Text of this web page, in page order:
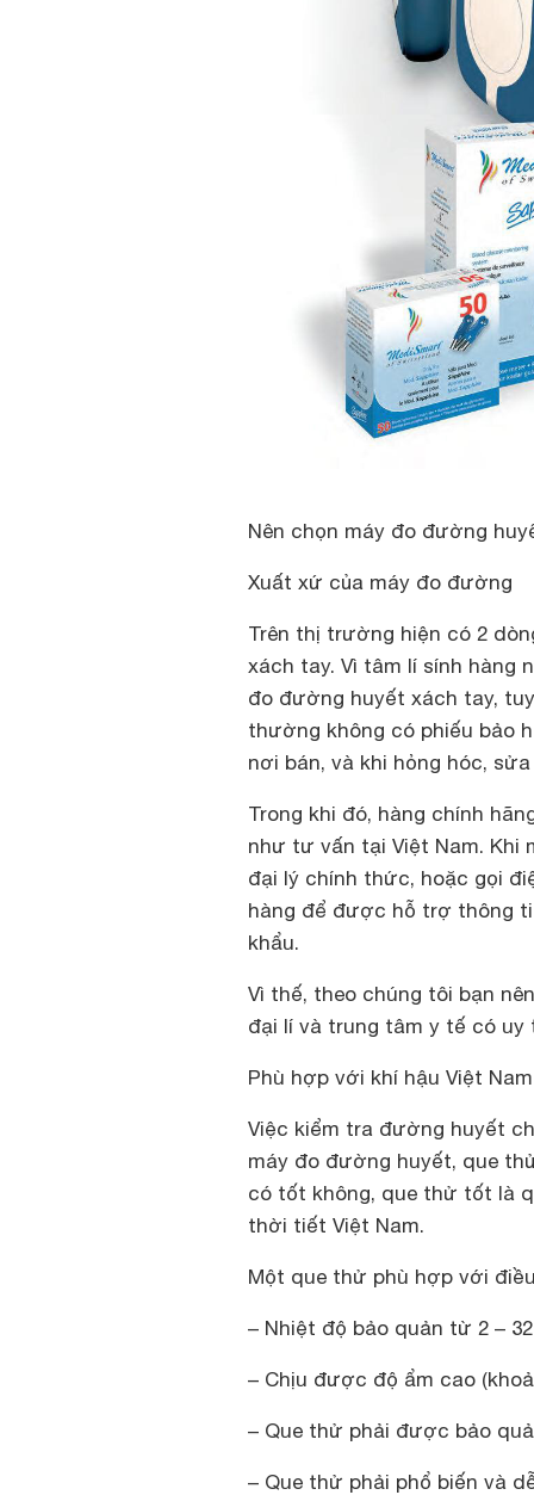
Nên chọn máy đo đường
Xuất xứ của máy đo đường
Trên thị trường hiện có 2
xách tay. Vì tâm lí sính hàng
đo đường huyết xách tay,
thường không có phiếu bảo
nơi bán, và khi hỏng hóc,
Trong khi đó, hàng chính
như tư vấn tại Việt Nam. Khi
đại lý chính thức, hoặc gọi
hàng để được hỗ trợ thông
khẩu.
Vì thế, theo chúng tôi bạn
đại lí và trung tâm y tế có uy
Phù hợp với khí hậu Việt
Việc kiểm tra đường huyết
máy đo đường huyết, que
có tốt không, que thử tốt là
thời tiết Việt Nam.
Một que thử phù hợp với
– Nhiệt độ bảo quản từ 2 –
– Chịu được độ ẩm cao
– Que thử phải được bảo
– Que thử phải phổ biến và